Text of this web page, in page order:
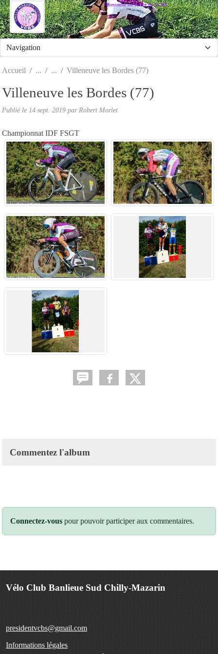
Bienvenue sur le site du VCBS
Accueil Villeneuve les Bordes (77)
Villeneuve les Bordes (77)
Publié le 14 sept. 2019 par Robert Morlet
Championnat IDF FSGT
Commentez l'album
Connectez-vous pour pouvoir participer aux commentaires.
Vélo Club Banlieue Sud Chilly-Mazarin
presidentvcbs@gmail.com
Informations légales
Panneau de gestion des cookies